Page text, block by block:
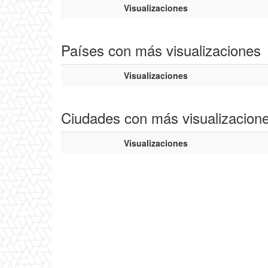
Visualizaciones
Países con más visualizaciones
Visualizaciones
Ciudades con más
Visualizaciones